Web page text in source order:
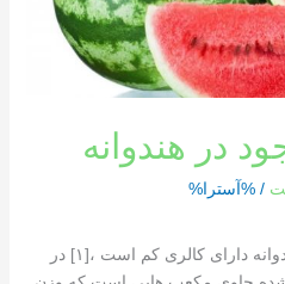
در هندوانه
/ %آسترا%
تعداد کالری موجود در هندوانه هندوانه دارای کالری کم است ،[١] در